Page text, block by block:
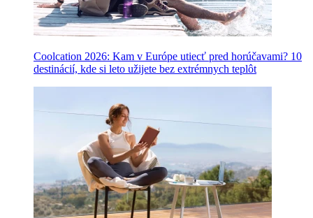
Coolcation 2026: Kam v Európe utiecť pred horúčavami? 10
destinácií, kde si leto užijete bez extrémnych teplôt